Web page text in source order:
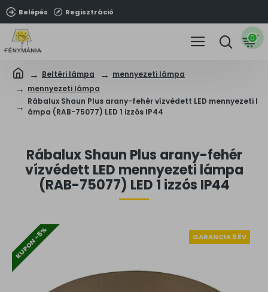
Belépés Regisztráció
0
Beltéri lámpa
mennyezeti lámpa
mennyezeti lámpa
Rábalux Shaun Plus arany-fehér vízvédett LED mennyezeti l
ámpa (RAB-75077) LED 1 izzós IP44
Rábalux Shaun Plus arany-fehér
vízvédett LED mennyezeti lámpa
(RAB-75077) LED 1 izzós IP44
GARANCIA 5 ÉV
KUPON -5%